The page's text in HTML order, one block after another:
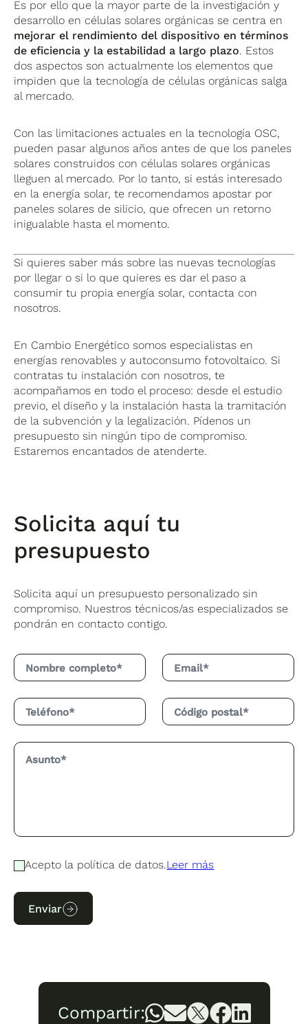
Es por ello que la mayor parte de la investigación y
desarrollo en células solares orgánicas se centra en
mejorar el rendimiento del dispositivo en términos
de eficiencia y la estabilidad a largo plazo. Estos
dos aspectos son actualmente los elementos que
impiden que la tecnología de células orgánicas salga
al mercado.
Con las limitaciones actuales en la tecnología OSC,
pueden pasar algunos años antes de que los paneles
solares construidos con células solares orgánicas
lleguen al mercado. Por lo tanto, si estás interesado
en la energía solar, te recomendamos apostar por
paneles solares de silicio, que ofrecen un retorno
inigualable hasta el momento.
Si quieres saber más sobre las nuevas tecnologías
por llegar o si lo que quieres es dar el paso a
consumir tu propia energía solar, contacta con
nosotros.
En Cambio Energético somos especialistas en
energías renovables y autoconsumo fotovoltaico. Si
contratas tu instalación con nosotros, te
acompañamos en todo el proceso: desde el estudio
previo, el diseño y la instalación hasta la tramitación
de la subvención y la legalización. Pídenos un
presupuesto sin ningún tipo de compromiso.
Estaremos encantados de atenderte.
Solicita aquí tu
presupuesto
Solicita aquí un presupuesto personalizado sin
compromiso. Nuestros técnicos/as especializados se
pondrán en contacto contigo.
Acepto la política de datos.Leer más
Enviar
Compartir: